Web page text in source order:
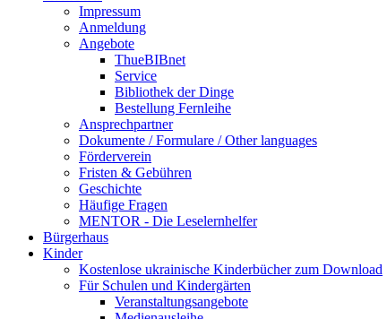
Impressum
Anmeldung
Angebote
ThueBIBnet
Service
Bibliothek der Dinge
Bestellung Fernleihe
Ansprechpartner
Dokumente / Formulare / Other languages
Förderverein
Fristen & Gebühren
Geschichte
Häufige Fragen
MENTOR - Die Leselernhelfer
Bürgerhaus
Kinder
Kostenlose ukrainische Kinderbücher zum Download
Für Schulen und Kindergärten
Veranstaltungsangebote